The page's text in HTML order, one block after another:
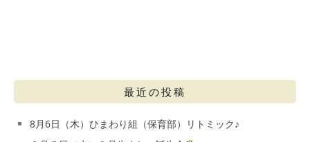
最近の投稿
8月6日（木）ひまわり組（保育部）リトミック♪